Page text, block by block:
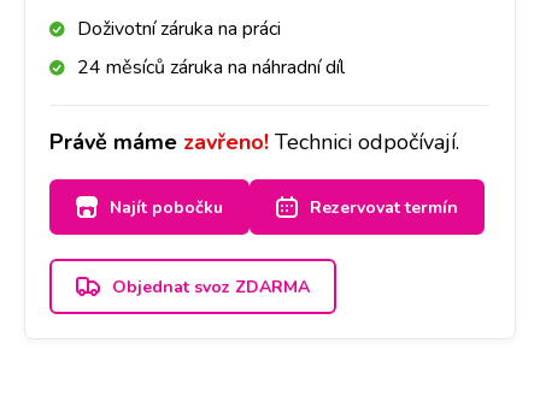
máte uložen. Máte-li však hodně dat, doporučujeme
si s sebou vzít externí disk.
Doživotní záruka na práci
24 měsíců záruka na náhradní díl
Právě máme zavřeno! Technici odpočívají.
Najít pobočku Rezervovat termín
Objednat svoz ZDARMA